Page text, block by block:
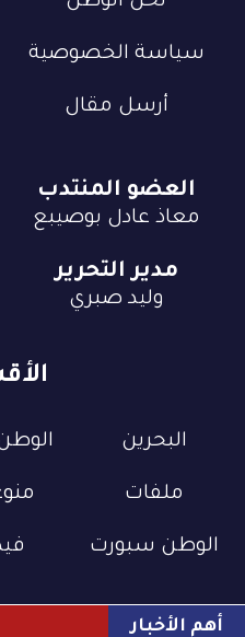
أهم الأخبار
سياسة الخصوصية
أرسل مقال
البحرين الوطن
ملفات
الوطن سبورت
العضو المنتدب
معاذ عادل بوصيبع
مدير التحرير
وليد صبري